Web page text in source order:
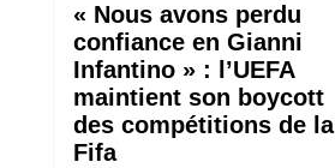
« Nous avons perdu
confiance en Gianni
Infantino » : l’UEFA
maintient son boycott
des compétitions de la
Fifa